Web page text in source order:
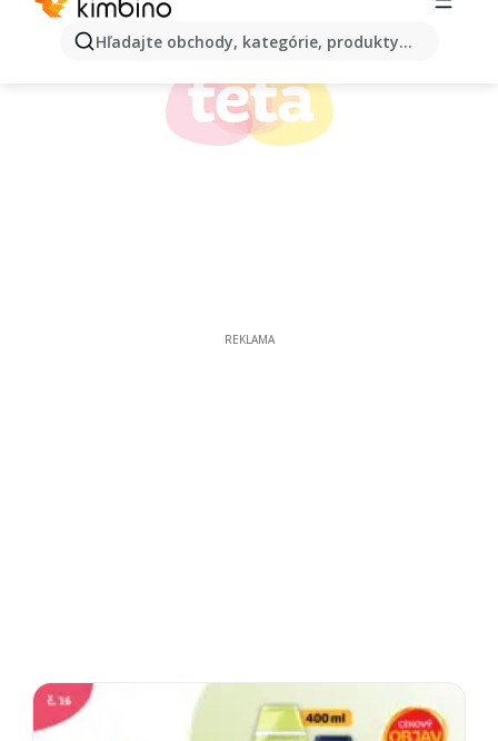
Hľadajte obchody, kategórie, produkty...
REKLAMA